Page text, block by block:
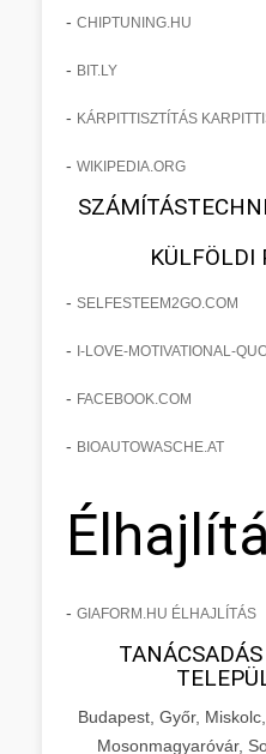
- CHIPTUNING.HU
- BIT.LY
- KÁRPITTISZTÍTÁS
- WIKIPEDIA.ORG
KÜLFÖLDI
- SELFESTEEM2GO.COM
- I-LOVE-MOTIVATIONAL-
- FACEBOOK.COM
- BIOAUTOWASCHE.AT
- GIAFORM.HU ÉLHAJLÍTÁS
Budapest, Győr,
Mosonmagyaróvár,